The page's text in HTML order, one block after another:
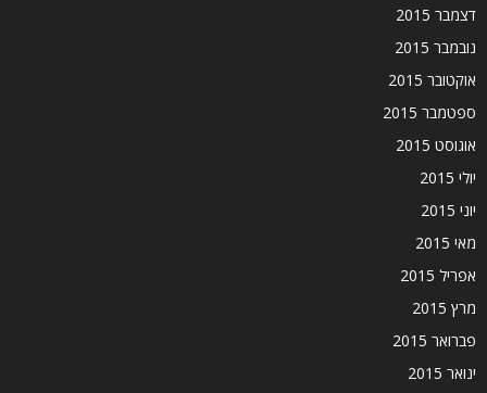
דצמבר 2015
נובמבר 2015
אוקטובר 2015
ספטמבר 2015
אוגוסט 2015
יולי 2015
יוני 2015
מאי 2015
אפריל 2015
מרץ 2015
פברואר 2015
ינואר 2015